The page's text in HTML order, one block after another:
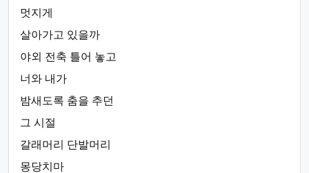
멋지게
살아가고 있을까
야외 전축 틀어 놓고
너와 내가
밤새도록 춤을 추던
그 시절
갈래머리 단발머리
몽당치마